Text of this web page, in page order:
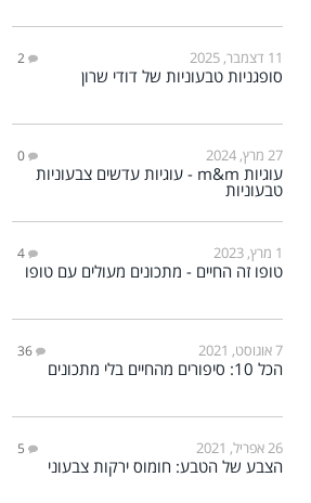
11 דצמבר, 2025 2
סופגניות טבעוניות של דודי שרון
27 מרץ, 2024 0
עוגיות m&m - עוגיות עדשים צבעוניות
טבעוניות
1 מרץ, 2023 4
טופו זה החיים - מתכונים מעולים עם טופו
7 אוגוסט, 2021 36
הכל 10: סיפורים מהחיים בלי מתכונים
26 אפריל, 2021 5
הצבע של הטבע: חומוס ירקות צבעוני